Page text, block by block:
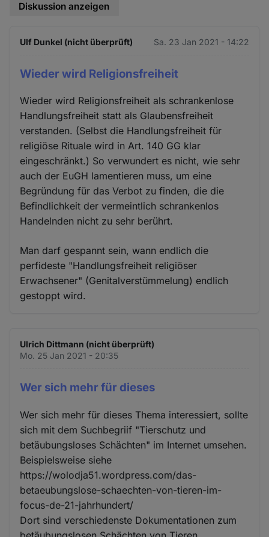
Diskussion anzeigen
Ulf Dunkel (nicht überprüft) Sa. 23 Jan 2021 - 14:22
Wieder wird Religionsfreiheit
Wieder wird Religionsfreiheit als schrankenlose
Handlungsfreiheit statt als Glaubensfreiheit
verstanden. (Selbst die Handlungsfreiheit für
religiöse Rituale wird in Art. 140 GG klar
eingeschränkt.) So verwundert es nicht, wie sehr
auch der EuGH lamentieren muss, um eine
Begründung für das Verbot zu finden, die die
Befindlichkeit der vermeintlich schrankenlos
Handelnden nicht zu sehr berührt.
Man darf gespannt sein, wann endlich die
perfideste "Handlungsfreiheit religiöser
Erwachsener" (Genitalverstümmelung) endlich
gestoppt wird.
Ulrich Dittmann (nicht überprüft)
Mo. 25 Jan 2021 - 20:35
Wer sich mehr für dieses
Wer sich mehr für dieses Thema interessiert, sollte
sich mit dem Suchbegriif "Tierschutz und
betäubungsloses Schächten" im Internet umsehen.
Beispielsweise siehe
https://wolodja51.wordpress.com/das-
betaeubungslose-schaechten-von-tieren-im-
focus-de-21-jahrhundert/
Dort sind verschiedenste Dokumentationen zum